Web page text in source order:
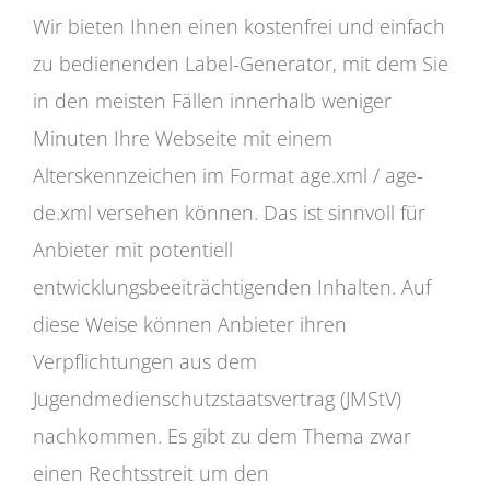
Wir bieten Ihnen einen kostenfrei und einfach
zu bedienenden Label-Generator, mit dem Sie
in den meisten Fällen innerhalb weniger
Minuten Ihre Webseite mit einem
Alterskennzeichen im Format age.xml / age-
de.xml versehen können. Das ist sinnvoll für
Anbieter mit potentiell
entwicklungsbeeiträchtigenden Inhalten. Auf
diese Weise können Anbieter ihren
Verpflichtungen aus dem
Jugendmedienschutzstaatsvertrag (JMStV)
nachkommen. Es gibt zu dem Thema zwar
einen Rechtsstreit um den